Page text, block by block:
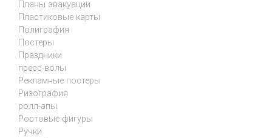
Планы эвакуации
Пластиковые карты
Полиграфия
Постеры
Праздники
пресс-волы
Рекламные постеры
Ризография
ролл-апы
Ростовые фигуры
Ручки